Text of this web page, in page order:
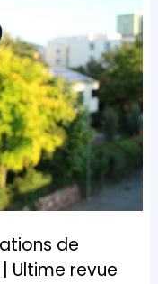
de
Ultime revue